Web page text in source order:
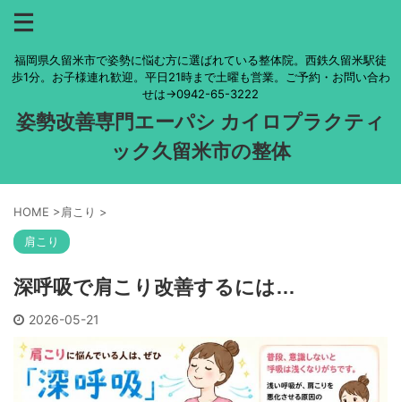
福岡県久留米市で姿勢に悩む方に選ばれている整体院。西鉄久留米駅徒
歩1分。お子様連れ歓迎。平日21時まで土曜も営業。ご予約・お問い合わ
せは→0942-65-3222
姿勢改善専門エーパシ カイロプラクティ
ック久留米市の整体
HOME >肩こり >
肩こり
深呼吸で肩こり改善するには…
2026-05-21